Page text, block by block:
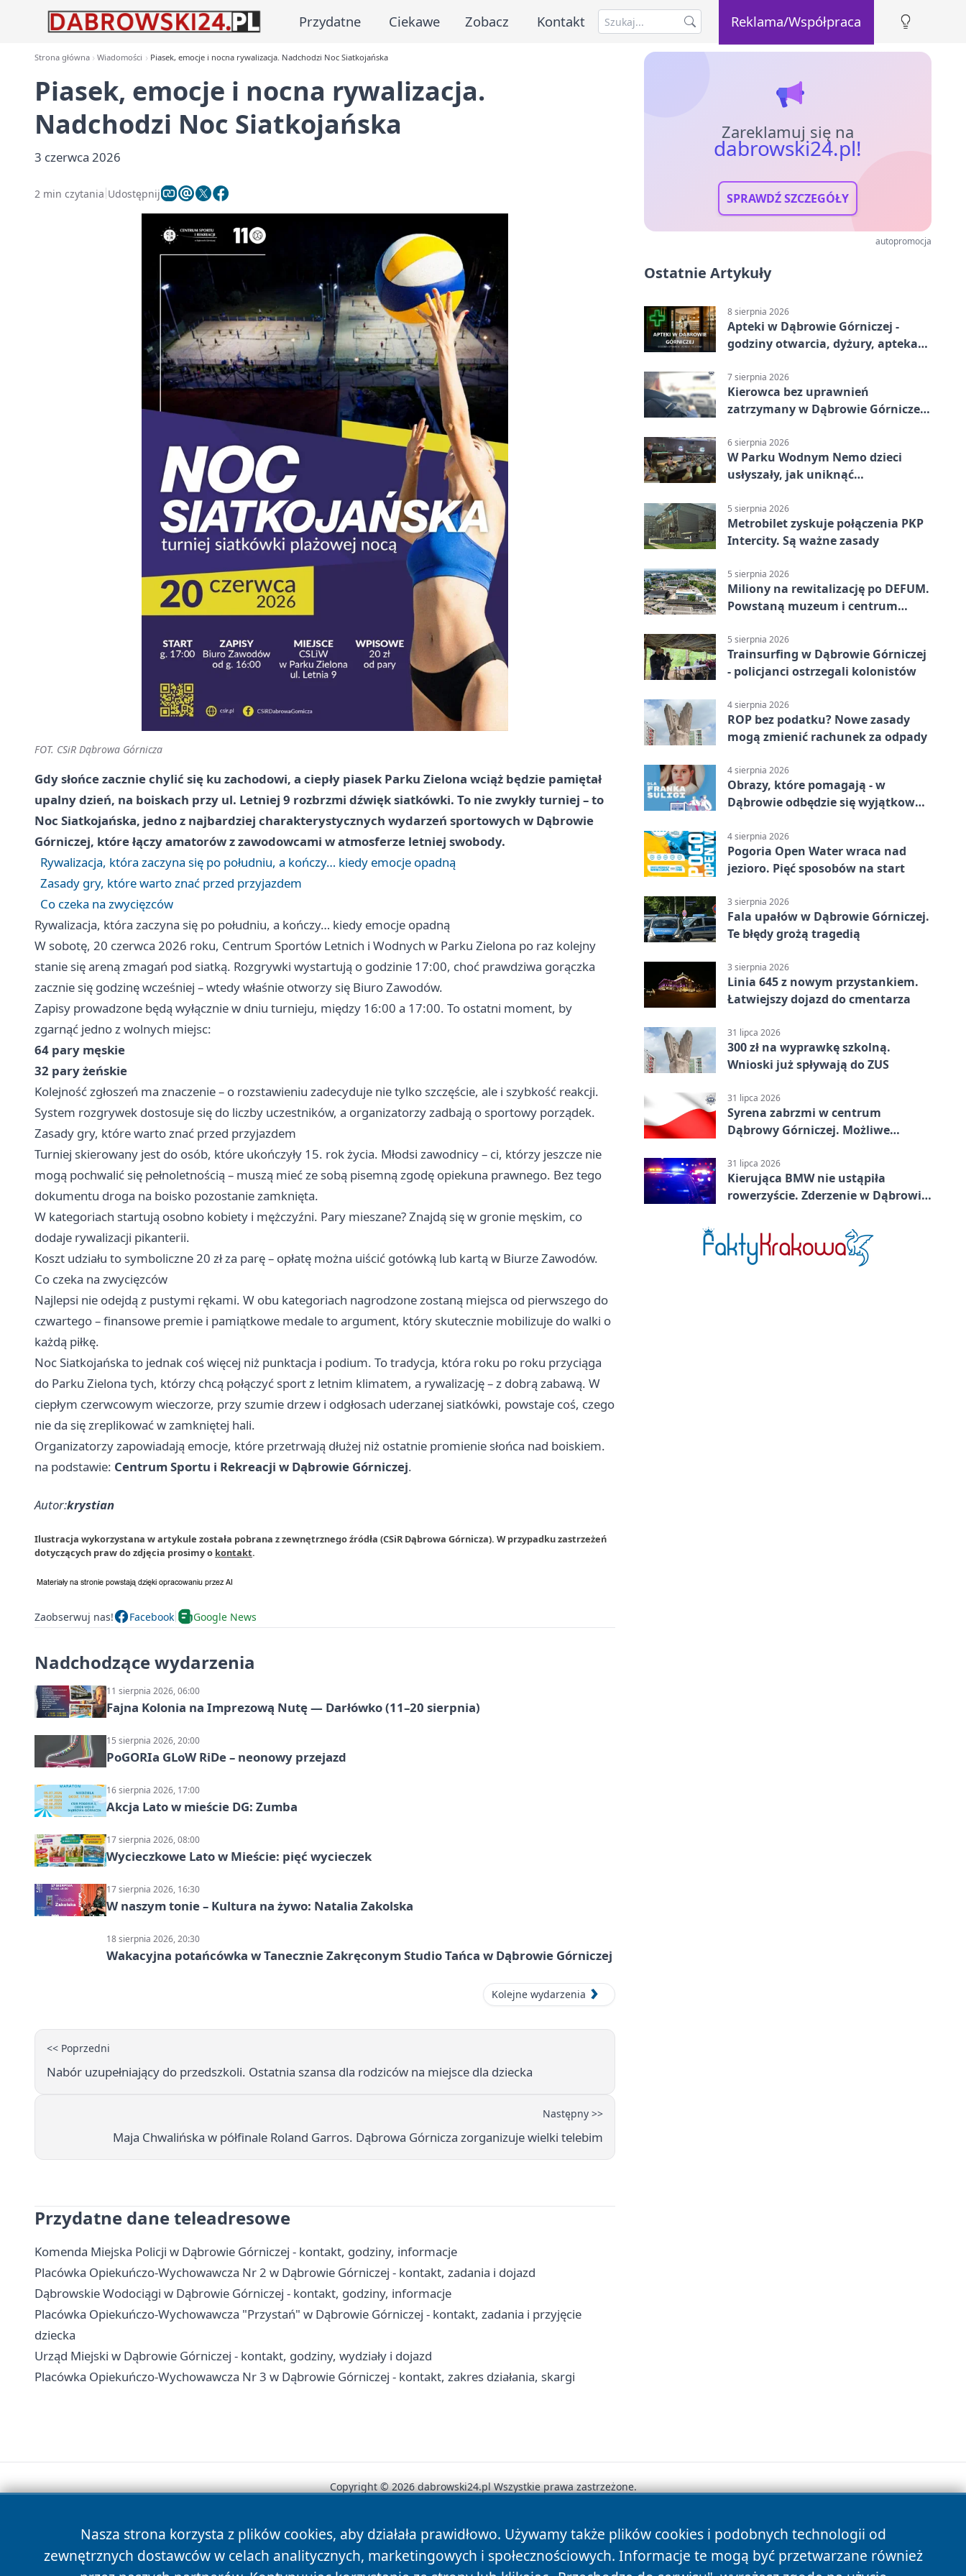
Przydatne Ciekawe Zobacz Kontakt Reklama/Współpraca
Strona główna Wiadomości Piasek, emocje i nocna rywalizacja. Nadchodzi Noc Siatkojańska
Piasek, emocje i nocna rywalizacja.
Nadchodzi Noc Siatkojańska
3 czerwca 2026
2 min czytania Udostępnij
FOT. CSiR Dąbrowa Górnicza
Gdy słońce zacznie chylić się ku zachodowi, a ciepły piasek Parku Zielona wciąż będzie pamiętał
upalny dzień, na boiskach przy ul. Letniej 9 rozbrzmi dźwięk siatkówki. To nie zwykły turniej – to
Noc Siatkojańska, jedno z najbardziej charakterystycznych wydarzeń sportowych w Dąbrowie
Górniczej, które łączy amatorów z zawodowcami w atmosferze letniej swobody.
Rywalizacja, która zaczyna się po południu, a kończy… kiedy emocje opadną
Zasady gry, które warto znać przed przyjazdem
Co czeka na zwycięzców
Rywalizacja, która zaczyna się po południu, a kończy… kiedy emocje opadną
W sobotę, 20 czerwca 2026 roku, Centrum Sportów Letnich i Wodnych w Parku Zielona po raz kolejny
stanie się areną zmagań pod siatką. Rozgrywki wystartują o godzinie 17:00, choć prawdziwa gorączka
zacznie się godzinę wcześniej – wtedy właśnie otworzy się Biuro Zawodów.
Zapisy prowadzone będą wyłącznie w dniu turnieju, między 16:00 a 17:00. To ostatni moment, by
zgarnąć jedno z wolnych miejsc:
64 pary męskie
32 pary żeńskie
Kolejność zgłoszeń ma znaczenie – o rozstawieniu zadecyduje nie tylko szczęście, ale i szybkość reakcji.
System rozgrywek dostosuje się do liczby uczestników, a organizatorzy zadbają o sportowy porządek.
Zasady gry, które warto znać przed przyjazdem
Turniej skierowany jest do osób, które ukończyły 15. rok życia. Młodsi zawodnicy – ci, którzy jeszcze nie
mogą pochwalić się pełnoletnością – muszą mieć ze sobą pisemną zgodę opiekuna prawnego. Bez tego
dokumentu droga na boisko pozostanie zamknięta.
W kategoriach startują osobno kobiety i mężczyźni. Pary mieszane? Znajdą się w gronie męskim, co
dodaje rywalizacji pikanterii.
Koszt udziału to symboliczne 20 zł za parę – opłatę można uiścić gotówką lub kartą w Biurze Zawodów.
Co czeka na zwycięzców
Najlepsi nie odejdą z pustymi rękami. W obu kategoriach nagrodzone zostaną miejsca od pierwszego do
czwartego – finansowe premie i pamiątkowe medale to argument, który skutecznie mobilizuje do walki o
każdą piłkę.
Noc Siatkojańska to jednak coś więcej niż punktacja i podium. To tradycja, która roku po roku przyciąga
do Parku Zielona tych, którzy chcą połączyć sport z letnim klimatem, a rywalizację – z dobrą zabawą. W
ciepłym czerwcowym wieczorze, przy szumie drzew i odgłosach uderzanej siatkówki, powstaje coś, czego
nie da się zreplikować w zamkniętej hali.
Organizatorzy zapowiadają emocje, które przetrwają dłużej niż ostatnie promienie słońca nad boiskiem.
na podstawie: Centrum Sportu i Rekreacji w Dąbrowie Górniczej.
Autor:krystian
Ilustracja wykorzystana w artykule została pobrana z zewnętrznego źródła (CSiR Dąbrowa Górnicza). W przypadku zastrzeżeń
dotyczących praw do zdjęcia prosimy o kontakt.
Zaobserwuj nas! Facebook Google News
Nadchodzące wydarzenia
11 sierpnia 2026, 06:00
Fajna Kolonia na Imprezową Nutę — Darłówko (11–20 sierpnia)
15 sierpnia 2026, 20:00
PoGORIa GLoW RiDe – neonowy przejazd
16 sierpnia 2026, 17:00
Akcja Lato w mieście DG: Zumba
17 sierpnia 2026, 08:00
Wycieczkowe Lato w Mieście: pięć wycieczek
17 sierpnia 2026, 16:30
W naszym tonie – Kultura na żywo: Natalia Zakolska
18 sierpnia 2026, 20:30
Wakacyjna potańcówka w Tanecznie Zakręconym Studio Tańca w Dąbrowie Górniczej
Kolejne wydarzenia
<< Poprzedni
Nabór uzupełniający do przedszkoli. Ostatnia szansa dla rodziców na miejsce dla dziecka
Następny >>
Maja Chwalińska w półfinale Roland Garros. Dąbrowa Górnicza zorganizuje wielki telebim
Przydatne dane teleadresowe
Komenda Miejska Policji w Dąbrowie Górniczej - kontakt, godziny, informacje
Placówka Opiekuńczo-Wychowawcza Nr 2 w Dąbrowie Górniczej - kontakt, zadania i dojazd
Dąbrowskie Wodociągi w Dąbrowie Górniczej - kontakt, godziny, informacje
Placówka Opiekuńczo-Wychowawcza "Przystań" w Dąbrowie Górniczej - kontakt, zadania i przyjęcie
dziecka
Urząd Miejski w Dąbrowie Górniczej - kontakt, godziny, wydziały i dojazd
Placówka Opiekuńczo-Wychowawcza Nr 3 w Dąbrowie Górniczej - kontakt, zakres działania, skargi
Zareklamuj się na
dabrowski24.pl!
SPRAWDŹ SZCZEGÓŁY
autopromocja
Ostatnie Artykuły
8 sierpnia 2026
Apteki w Dąbrowie Górniczej -
godziny otwarcia, dyżury, apteka
7 sierpnia 2026
Kierowca bez uprawnień
zatrzymany w Dąbrowie Górniczej.
6 sierpnia 2026
W Parku Wodnym Nemo dzieci
usłyszały, jak uniknąć
5 sierpnia 2026
Metrobilet zyskuje połączenia PKP
Intercity. Są ważne zasady
5 sierpnia 2026
Miliony na rewitalizację po DEFUM.
Powstaną muzeum i centrum
5 sierpnia 2026
Trainsurfing w Dąbrowie Górniczej
- policjanci ostrzegali kolonistów
4 sierpnia 2026
ROP bez podatku? Nowe zasady
mogą zmienić rachunek za odpady
4 sierpnia 2026
Obrazy, które pomagają - w
Dąbrowie odbędzie się wyjątkowa
4 sierpnia 2026
Pogoria Open Water wraca nad
jezioro. Pięć sposobów na start
3 sierpnia 2026
Fala upałów w Dąbrowie Górniczej.
Te błędy grożą tragedią
3 sierpnia 2026
Linia 645 z nowym przystankiem.
Łatwiejszy dojazd do cmentarza
31 lipca 2026
300 zł na wyprawkę szkolną.
Wnioski już spływają do ZUS
31 lipca 2026
Syrena zabrzmi w centrum
Dąbrowy Górniczej. Możliwe
31 lipca 2026
Kierująca BMW nie ustąpiła
rowerzyście. Zderzenie w Dąbrowie
Nasza strona korzysta z plików cookies, aby działała prawidłowo. Używamy także plików cookies i podobnych technologii od
zewnętrznych dostawców w celach analitycznych, marketingowych i społecznościowych. Informacje te mogą być przetwarzane również
Copyright © 2026 dabrowski24.pl Wszystkie prawa zastrzeżone.
News Autorzy Polityka Prywatności Polityka Cookies